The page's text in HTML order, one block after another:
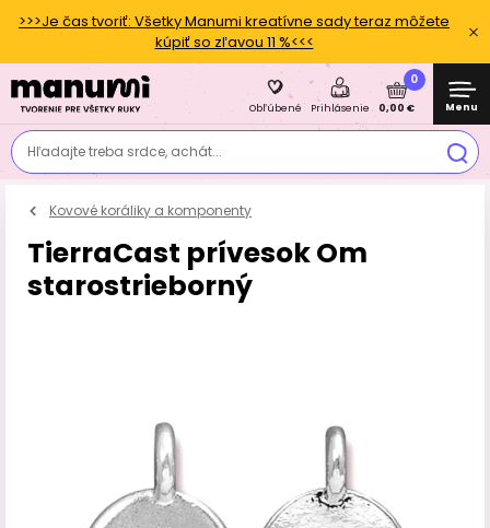
>>>Je čas tvoriť: Všetky Manumi kreatívne sady teraz môžete
kúpiť so zľavou 11 %<<<
Hľadajte treba srdce, achát...
Obľúbené Prihlásenie
0
0,00 € Menu
Kovové koráliky a komponenty
TierraCast prívesok Om
starostrieborný